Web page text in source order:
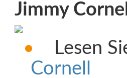
Jimmy Cornell
Lesen
Cornell